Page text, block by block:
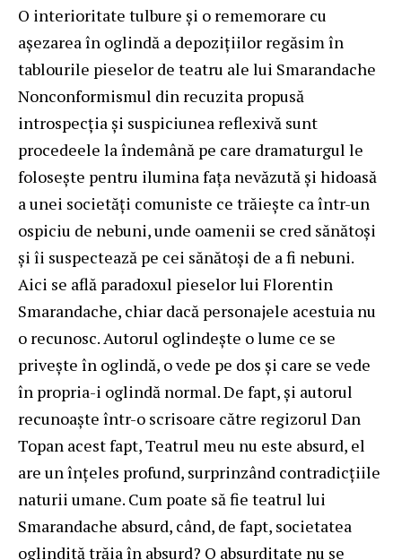
O interioritate tulbure şi o rememorare cu
aşezarea în oglindă a depoziţiilor regăsim în
tablourile pieselor de teatru ale lui Smarandache
Nonconformismul din recuzita propusă
introspecţia şi suspiciunea reflexivă sunt
procedeele la îndemână pe care dramaturgul le
foloseşte pentru ilumina faţa nevăzută şi hidoasă
a unei societăţi comuniste ce trăieşte ca într-un
ospiciu de nebuni, unde oamenii se cred sănătoşi
şi îi suspectează pe cei sănătoşi de a fi nebuni.
Aici se află paradoxul pieselor lui Florentin
Smarandache, chiar dacă personajele acestuia nu
o recunosc. Autorul oglindeşte o lume ce se
priveşte în oglindă, o vede pe dos şi care se vede
în propria-i oglindă normal. De fapt, şi autorul
recunoaşte într-o scrisoare către regizorul Dan
Topan acest fapt, Teatrul meu nu este absurd, el
are un înţeles profund, surprinzând contradicţiile
naturii umane. Cum poate să fie teatrul lui
Smarandache absurd, când, de fapt, societatea
oglindită trăia în absurd? O absurditate nu se